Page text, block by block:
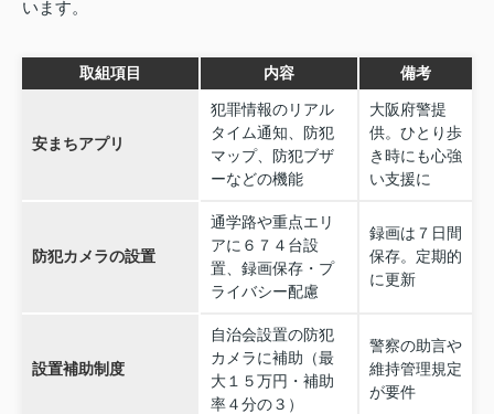
います。
取組項目 内容 備考
安まちアプリ
犯罪情報のリアル
タイム通知、防犯
マップ、防犯ブザ
ーなどの機能
大阪府警提
供。ひとり歩
き時にも心強
い支援に
防犯カメラの設置
通学路や重点エリ
アに６７４台設
置、録画保存・プ
ライバシー配慮
録画は７日間
保存。定期的
に更新
設置補助制度
自治会設置の防犯
カメラに補助（最
大１５万円・補助
率４分の３）
警察の助言や
維持管理規定
が要件